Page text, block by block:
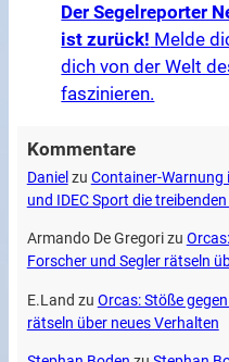
Der Segelreporter
ist zurück! Melde
dich von der Welt
faszinieren.
Kommentare
Daniel zu Container-Warnung
und IDEC Sport die
Armando De Gregorizu
Forscher und Segler rätseln
E.Land zu Orcas: Stöße
rätseln über neues Verhalten